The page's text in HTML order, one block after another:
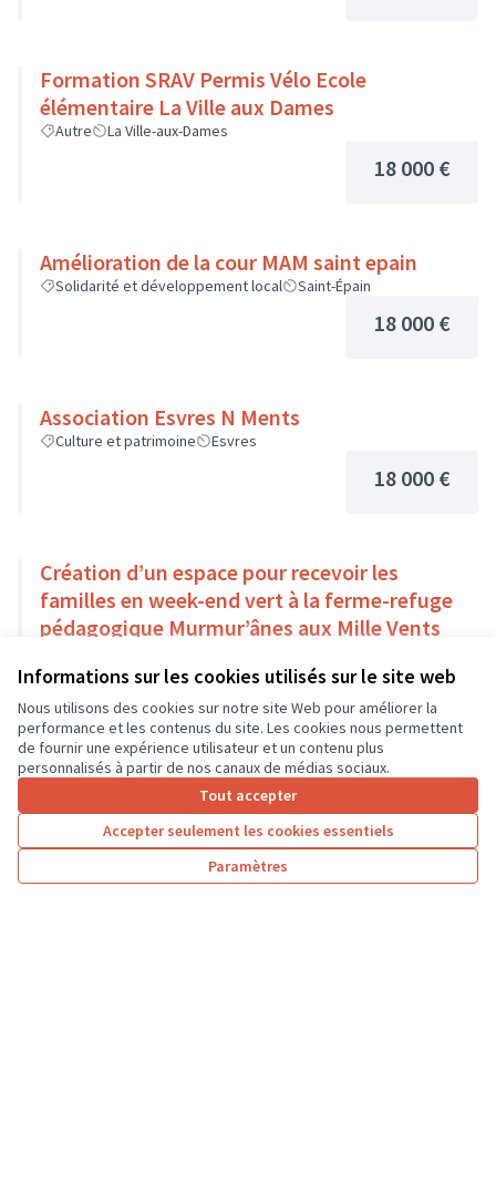
Informations sur les cookies utilisés sur le site web
Nous utilisons des cookies sur notre site Web pour améliorer la
performance et les contenus du site. Les cookies nous permettent
de fournir une expérience utilisateur et un contenu plus
personnalisés à partir de nos canaux de médias sociaux.
Tout accepter
Accepter seulement les cookies essentiels
Paramètres
Formation SRAV Permis Vélo Ecole
élémentaire La Ville aux Dames
Autre La Ville-aux-Dames
18 000 €
Amélioration de la cour MAM saint epain
Solidarité et développement local Saint-Épain
18 000 €
Association Esvres N Ments
Culture et patrimoine Esvres
18 000 €
Création d’un espace pour recevoir les
familles en week-end vert à la ferme-refuge
pédagogique Murmur’ânes aux Mille Vents
18 000 €
Résultats par page : 25
1 2 3 4